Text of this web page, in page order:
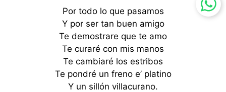
Por todo lo que pasamos
Y por ser tan buen amigo
Te demostrare que te amo
Te curaré con mis manos
Te cambiaré los estribos
Te pondré un freno e’ platino
Y un sillón villacurano.